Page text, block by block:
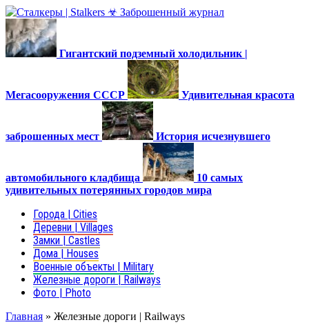
Гигантский подземный холодильник |
Мегасооружения СССР Удивительная красота
заброшенных мест История исчезнувшего
автомобильного кладбища
10 самых
удивительных потерянных городов мира
Города | Cities
Деревни | Villages
Замки | Castles
Дома | Houses
Военные объекты | Military
Железные дороги | Railways
Фото | Photo
Главная » Железные дороги | Railways